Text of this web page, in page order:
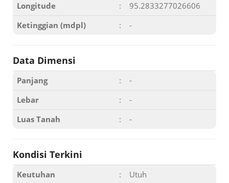
Longitude
:
95.2833277026606
Ketinggian (mdpl)
: -
Data Dimensi
Panjang :
-
Lebar
:
-
Luas Tanah
: -
Kondisi Terkini
Keutuhan :
Utuh